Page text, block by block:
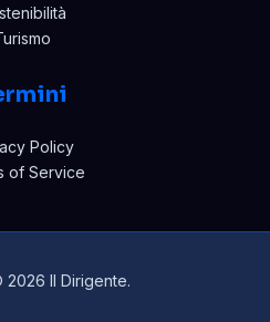
Policy
of Service
Il Dirigente.